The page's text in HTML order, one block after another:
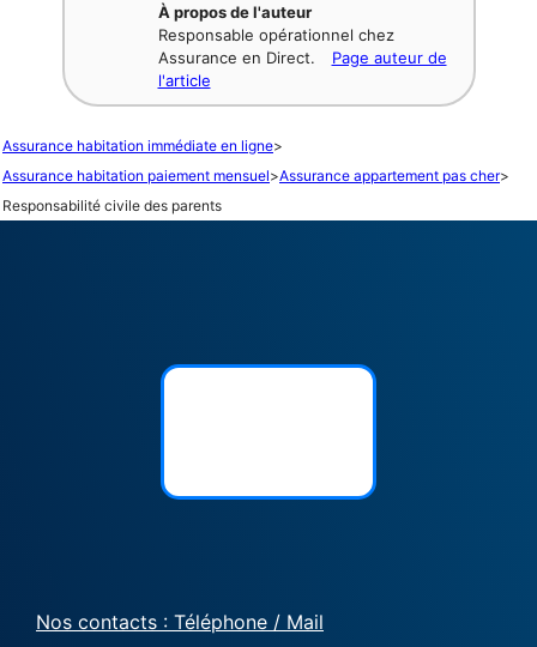
À propos de l'auteur
Responsable opérationnel chez
Assurance en Direct.
Page auteur de
l'article
Assurance habitation immédiate en ligne>
Assurance habitation paiement mensuel>Assurance appartement pas cher>
Responsabilité civile des parents
Nos contacts : Téléphone / Mail